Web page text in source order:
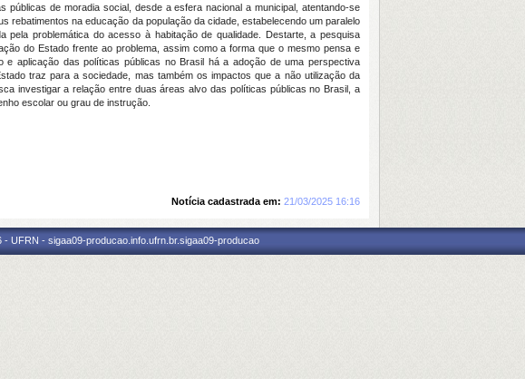
de moradia social, desde a esfera nacional a municipal, atentando-se
rebatimentos na educação da população da cidade, estabelecendo um paralelo
problemática do acesso à habitação de qualidade. Destarte, a pesquisa
do Estado frente ao problema, assim como a forma que o mesmo pensa e
e aplicação das políticas públicas no Brasil há a adoção de uma perspectiva
traz para a sociedade, mas também os impactos que a não utilização da
investigar a relação entre duas áreas alvo das políticas públicas no Brasil, a
escolar ou grau de instrução.
Notícia cadastrada em: 21/03/2025 16:16
UFRN - sigaa09-producao.info.ufrn.br.sigaa09-producao